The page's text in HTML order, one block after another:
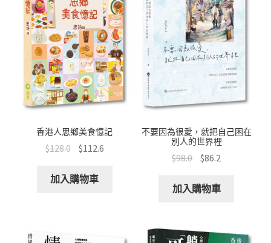
香港人思鄉美食憶記
$128.0 $112.6
加入購物車
不要因為很愛，就把自己困在
別人的世界裡
$98.0 $86.2
加入購物車